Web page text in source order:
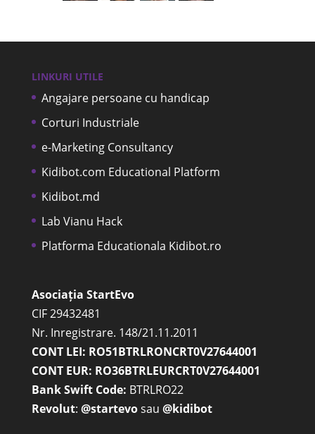
LINKURI UTILE
Angajare persoane cu handicap
Corturi Industriale
e-Marketing Consultancy
Kidibot.com Educational Platform
Kidibot.md
Lab Vianu Hack
Platforma Educationala Kidibot.ro
Asociația StartEvo
CIF 29432481
Nr. Inregistrare. 148/21.11.2011
CONT LEI: RO51BTRLRONCRT0V27644001
CONT EUR: RO36BTRLEURCRT0V27644001
Bank Swift Code: BTRLRO22
Revolut: @startevosau @kidibot